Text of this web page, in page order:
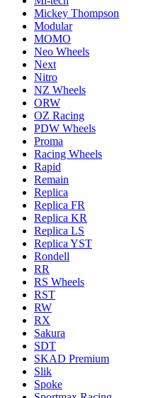
Mickey Thompson
Modular
MOMO
Neo Wheels
Next
Nitro
NZ Wheels
ORW
OZ Racing
PDW Wheels
Proma
Racing Wheels
Rapid
Remain
Replica
Replica FR
Replica KR
Replica LS
Replica YST
Rondell
RR
RS Wheels
RST
RW
RX
Sakura
SDT
SKAD Premium
Slik
Spoke